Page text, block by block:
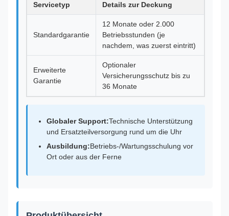
Servicetyp Details zur Deckung
Standardgarantie
12 Monate oder 2.000
Betriebsstunden (je
nachdem, was zuerst eintritt)
Erweiterte
Garantie
Optionaler
Versicherungsschutz bis zu
36 Monate
Globaler Support:Technische Unterstützung
und Ersatzteilversorgung rund um die Uhr
Ausbildung:Betriebs-/Wartungsschulung vor
Ort oder aus der Ferne